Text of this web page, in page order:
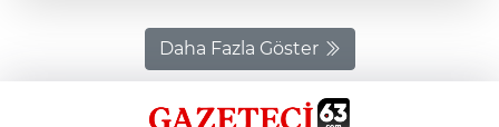
olumsuz etkiliyor. Sıcaklığın etkili olduğu kentlerden
Batman'da da termometreler zaman zaman 40
derecenin üzerini görürken hissedilen sıcaklık daha da
artıyor. Bunaltıcı sıcaklarda tarlada çalışmak zorunda
olan Gercüş ilçesinin Konak köyündeki çiftçiler de
Daha Fazla Göster